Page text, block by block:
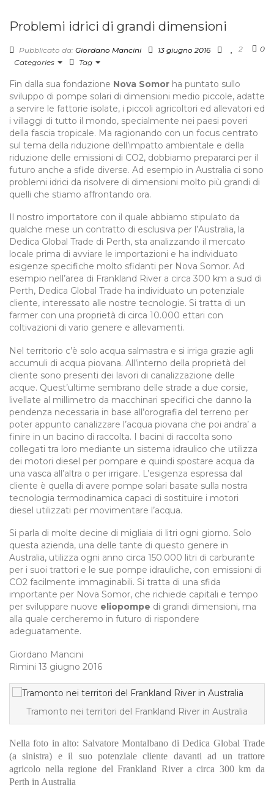
Problemi idrici di grandi dimensioni
Pubblicato da: Giordano Mancini
13 giugno 2016
Categories
Tag
0
2
Fin dalla sua fondazione Nova Somor ha puntato sullo
sviluppo di pompe solari di dimensioni medio piccole, adatte
a servire le fattorie isolate, i piccoli agricoltori ed allevatori ed
i villaggi di tutto il mondo, specialmente nei paesi poveri
della fascia tropicale. Ma ragionando con un focus centrato
sul tema della riduzione dell’impatto ambientale e della
riduzione delle emissioni di CO2, dobbiamo prepararci per il
futuro anche a sfide diverse. Ad esempio in Australia ci sono
problemi idrici da risolvere di dimensioni molto più grandi di
quelli che stiamo affrontando ora.
Il nostro importatore con il quale abbiamo stipulato da
qualche mese un contratto di esclusiva per l’Australia, la
Dedica Global Trade di Perth, sta analizzando il mercato
locale prima di avviare le importazioni e ha individuato
esigenze specifiche molto sfidanti per Nova Somor. Ad
esempio nell’area di Frankland River a circa 300 km a sud di
Perth, Dedica Global Trade ha individuato un potenziale
cliente, interessato alle nostre tecnologie. Si tratta di un
farmer con una proprietà di circa 10.000 ettari con
coltivazioni di vario genere e allevamenti.
Nel territorio c’è solo acqua salmastra e si irriga grazie agli
accumuli di acqua piovana. All’interno della proprietà del
cliente sono presenti dei lavori di canalizzazione delle
acque. Quest’ultime sembrano delle strade a due corsie,
livellate al millimetro da macchinari specifici che danno la
pendenza necessaria in base all’orografia del terreno per
poter appunto canalizzare l’acqua piovana che poi andra’ a
finire in un bacino di raccolta. I bacini di raccolta sono
collegati tra loro mediante un sistema idraulico che utilizza
dei motori diesel per pompare e quindi spostare acqua da
una vasca all’altra o per irrigare. L’esigenza espressa dal
cliente è quella di avere pompe solari basate sulla nostra
tecnologia termodinamica capaci di sostituire i motori
diesel utilizzati per movimentare l’acqua.
Si parla di molte decine di migliaia di litri ogni giorno. Solo
questa azienda, una delle tante di questo genere in
Australia, utilizza ogni anno circa 150.000 litri di carburante
per i suoi trattori e le sue pompe idrauliche, con emissioni di
CO2 facilmente immaginabili. Si tratta di una sfida
importante per Nova Somor, che richiede capitali e tempo
per sviluppare nuove eliopompe di grandi dimensioni, ma
alla quale cercheremo in futuro di rispondere
adeguatamente.
Giordano Mancini
Rimini 13 giugno 2016
Tramonto nei territori del Frankland River in Australia
Nella foto in alto: Salvatore Montalbano di Dedica Global Trade
(a sinistra) e il suo potenziale cliente davanti ad un trattore
agricolo nella regione del Frankland River a circa 300 km da
Perth in Australia